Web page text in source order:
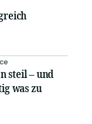
steil – und
was zu